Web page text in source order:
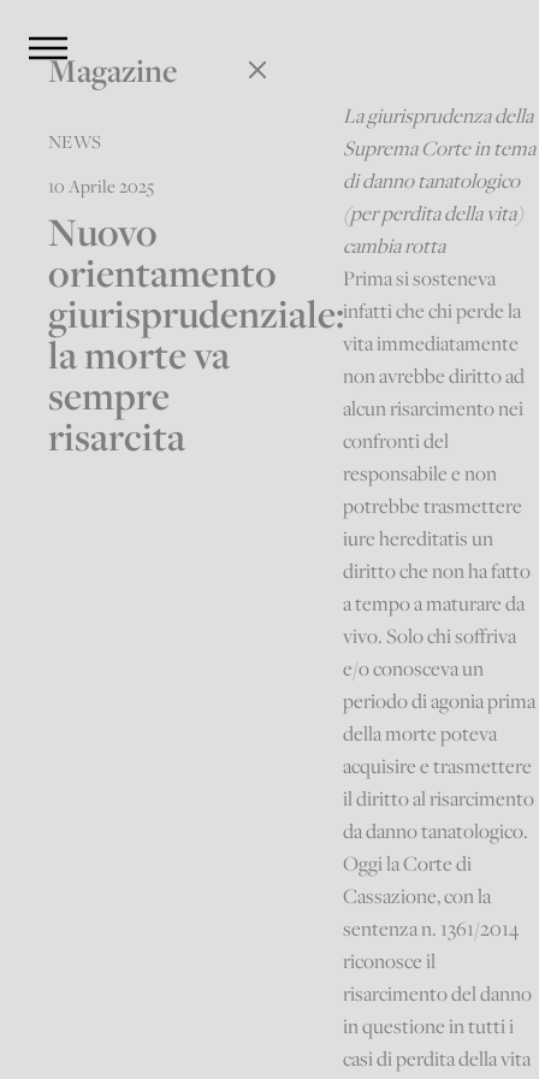
Magazine
NEWS
10 Aprile 2025
Nuovo
orientamento
giurisprudenziale:
la morte va
sempre
risarcita
La giurisprudenza della
Suprema Corte in tema
di danno tanatologico
(per perdita della vita)
cambia rotta
Prima si sosteneva
infatti che chi perde la
vita immediatamente
non avrebbe diritto ad
alcun risarcimento nei
confronti del
responsabile e non
potrebbe trasmettere
iure hereditatis un
diritto che non ha fatto
a tempo a maturare da
vivo. Solo chi soffriva
e/o conosceva un
periodo di agonia prima
della morte poteva
acquisire e trasmettere
il diritto al risarcimento
da danno tanatologico.
Oggi la Corte di
Cassazione, con la
sentenza n. 1361/2014
riconosce il
risarcimento del danno
in questione in tutti i
casi di perdita della vita